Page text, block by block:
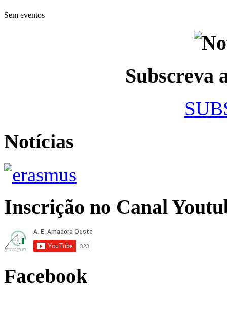
Sem eventos
Subscreva
Notícias
Inscrição no Canal
Facebook